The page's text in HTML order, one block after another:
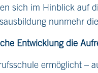
sich im Hinblick auf
nunmehr
Entwicklung die
ermöglicht –